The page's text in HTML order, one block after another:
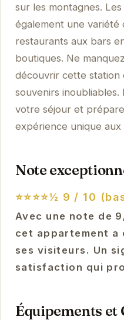
sur les montagnes.
également une variété
restaurants aux bars
boutiques. Ne
découvrir cette station
souvenirs inoubliables.
votre séjour et
expérience unique aux
Note
⭐⭐⭐⭐½ 9 / 10
Avec une note de
cet appartement
ses visiteurs. Un
satisfaction qui
Équipements